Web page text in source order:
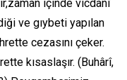
içinde vicdanî
ve gıybeti yapılan
cezasını çeker.
kısaslaşır. (Buhârî,